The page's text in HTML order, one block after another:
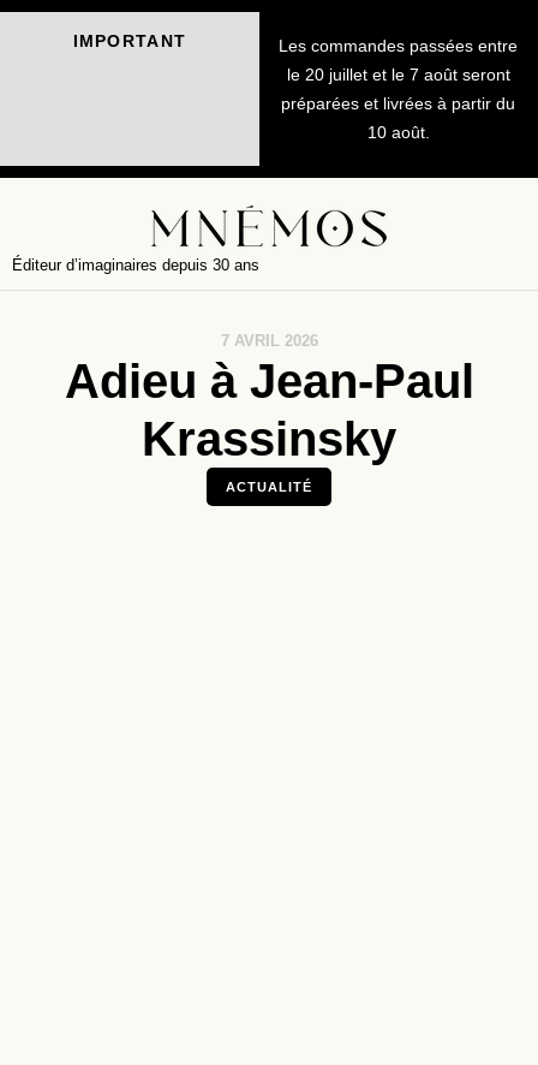
IMPORTANT
Les commandes passées entre
le 20 juillet et le 7 août seront
préparées et livrées à partir du
10 août.
Éditeur d’imaginaires depuis 30 ans
7 AVRIL 2026
Adieu à Jean-Paul
Krassinsky
ACTUALITÉ